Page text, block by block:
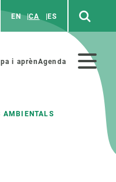
EN CA ES
i aprènAgenda
AMBIENTALS